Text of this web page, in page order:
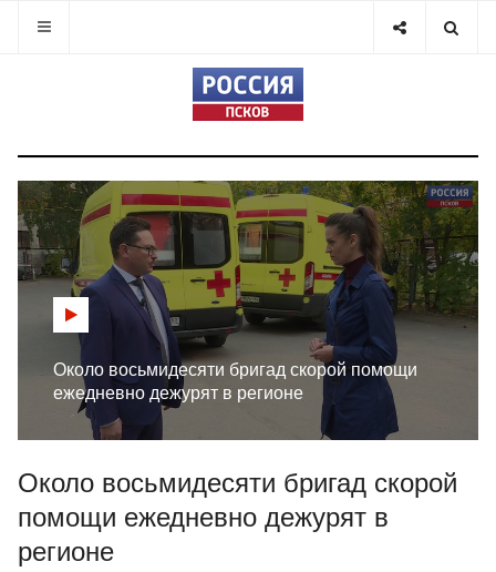
Около восьмидесяти бригад скорой помощи
ежедневно дежурят в регионе
Около восьмидесяти бригад скорой
помощи ежедневно дежурят в
регионе